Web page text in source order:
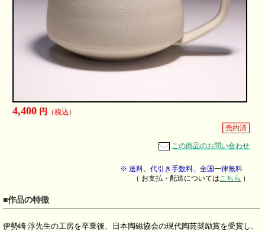
4,400 円
（税込）
売約済
この商品のお問い合わせ
※ 送料、代引き手数料、全国一律無料
（ お支払・配送については こちら ）
■作品の特徴
伊勢崎 淳先生の工房を卒業後、日本陶磁協会の現代陶芸奨励賞を受賞し、